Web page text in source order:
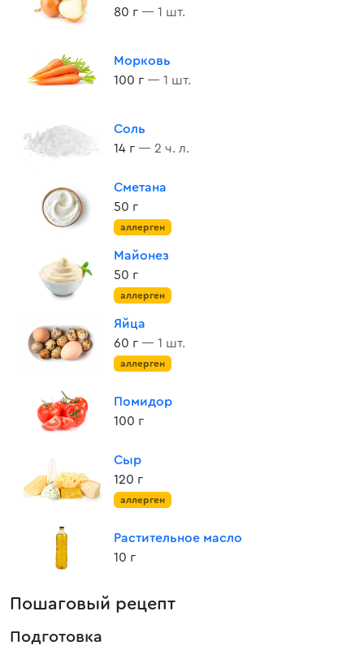
80 г — 1 шт.
Морковь
100 г — 1 шт.
Соль
14 г — 2 ч. л.
Сметана
50 г
аллерген
Майонез
50 г
аллерген
Яйца
60 г — 1 шт.
аллерген
Помидор
100 г
Сыр
120 г
аллерген
Растительное масло
10 г
Пошаговый рецепт
Подготовка